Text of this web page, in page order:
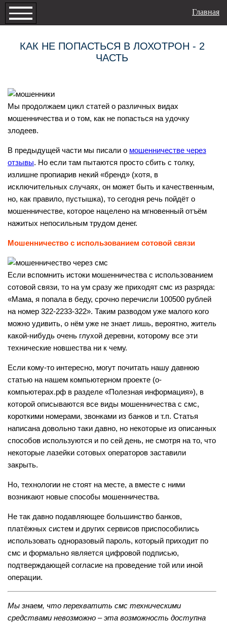
Главная
КАК НЕ ПОПАСТЬСЯ В ЛОХОТРОН - 2
ЧАСТЬ
Мы продолжаем цикл статей о различных видах
мошенничества и о том, как не попасться на удочку
злодеев.
В предыдущей части мы писали о мошенничестве через
отзывы. Но если там пытаются просто сбить с толку,
излишне пропиарив некий «бренд» (хотя, в
исключительных случаях, он может быть и качественным,
но, как правило, пустышка), то сегодня речь пойдёт о
мошенничестве, которое нацелено на мгновенный отъём
нажитых непосильным трудом денег.
Мошенничество с использованием сотовой связи
Если вспомнить истоки мошенничества с использованием
сотовой связи, то на ум сразу же приходят смс из разряда:
«Мама, я попала в беду, срочно перечисли 100500 рублей
на номер 322-2233-322». Таким разводом уже малого кого
можно удивить, о нём уже не знает лишь, вероятно, житель
какой-нибудь очень глухой деревни, которому все эти
технические новшества ни к чему.
Если кому-то интересно, могут почитать нашу давнюю
статью на нашем компьютерном проекте (о-
компьютерах.рф в разделе «Полезная информация»), в
которой описываются все виды мошенничества с смс,
короткими номерами, звонками из банков и т.п. Статья
написана довольно таки давно, но некоторые из описанных
способов используются и по сей день, не смотря на то, что
некоторые лазейки сотовых операторов заставили
закрыть.
Но, технологии не стоят на месте, а вместе с ними
возникают новые способы мошенничества.
Не так давно подавляющее большинство банков,
платёжных систем и других сервисов приспособились
использовать одноразовый пароль, который приходит по
смс и формально является цифровой подписью,
подтверждающей согласие на проведение той или иной
операции.
Мы знаем, что перехватить смс техническими
средствами невозможно – эта возможность доступна